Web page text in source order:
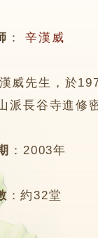
： 辛漢威
先生，於1973
派長谷寺進修
：2003年
：約32堂